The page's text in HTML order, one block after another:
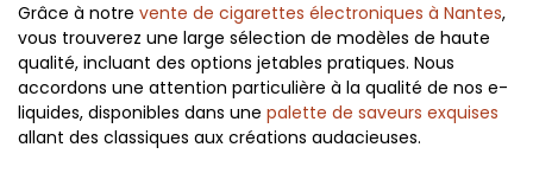
Grâce à notre vente de cigarettes électroniques à Nantes,
vous trouverez une large sélection de modèles de haute
qualité, incluant des options jetables pratiques. Nous
accordons une attention particulière à la qualité de nos e-
liquides, disponibles dans une palette de saveurs exquises
allant des classiques aux créations audacieuses.